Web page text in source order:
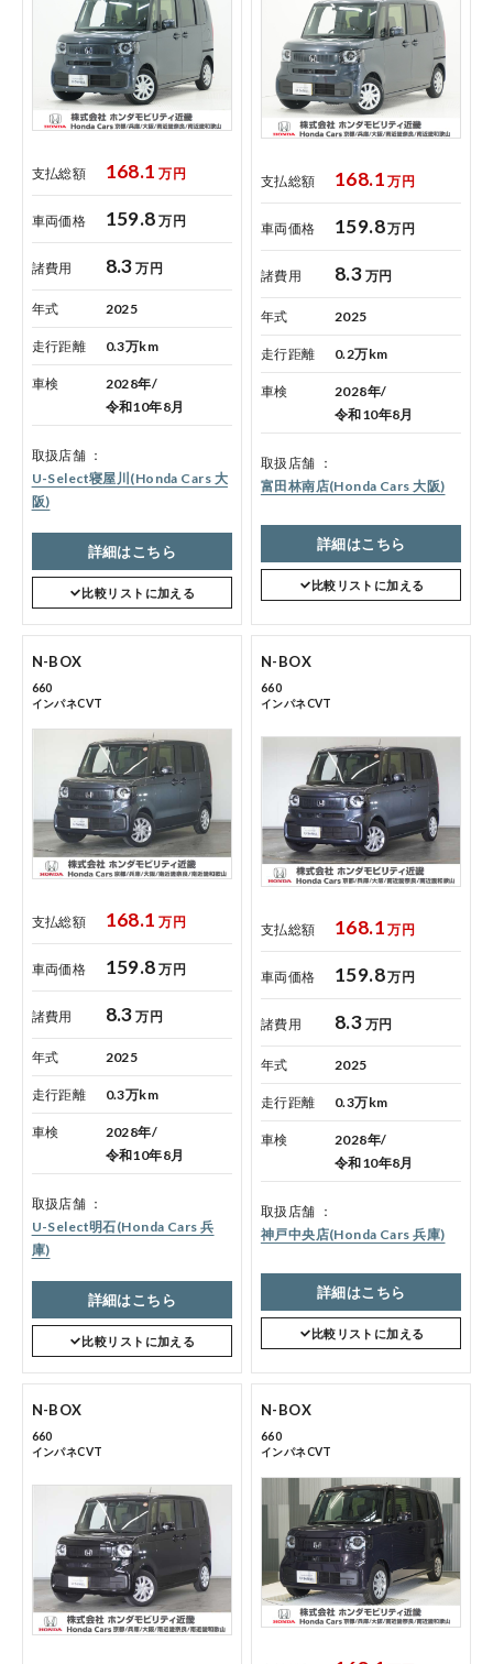
コーポレートサイト
点検・整備のご予約
各店舗へのお問い合わせ
コーポレートサイト
点検・整備のご予約
各店舗へのお問い合わせ
コーポレートサイト
点検・整備のご予約
各店舗へのお問い合わせ
コーポレートサイト
点検・整備のご予約
各店舗へのお問い合わせ
支払総額 168.1 万円
車両価格 159.8 万円
諸費用 8.3 万円
年式 2025
走行距離 0.3万km
車検
2028年/
令和10年8月
取扱店舗
U-Select寝屋川(Honda Cars 大
阪)
詳細はこちら
比較リストに加える
支払総額 168.1 万円
車両価格 159.8万円
諸費用 8.3 万円
年式 2025
走行距離 0.2万km
車検
2028年/
令和10年8月
取扱店舗
富田林南店(Honda Cars 大阪)
詳細はこちら
比較リストに加える
N-BOX
660
インパネCVT
支払総額 168.1 万円
車両価格 159.8 万円
諸費用 8.3 万円
年式 2025
走行距離 0.3万km
車検
2028年/
令和10年8月
取扱店舗
U-Select明石(Honda Cars 兵
庫)
詳細はこちら
比較リストに加える
N-BOX
660
インパネCVT
支払総額 168.1 万円
車両価格 159.8万円
諸費用 8.3 万円
年式 2025
走行距離 0.3万km
車検
2028年/
令和10年8月
取扱店舗
神戸中央店(Honda Cars 兵庫)
詳細はこちら
比較リストに加える
N-BOX
660
インパネCVT
N-BOX
660
インパネCVT